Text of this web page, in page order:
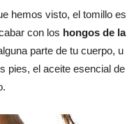
hemos visto, el tomillo es
con los hongos de la
parte de tu cuerpo, u
pies, el aceite esencial de